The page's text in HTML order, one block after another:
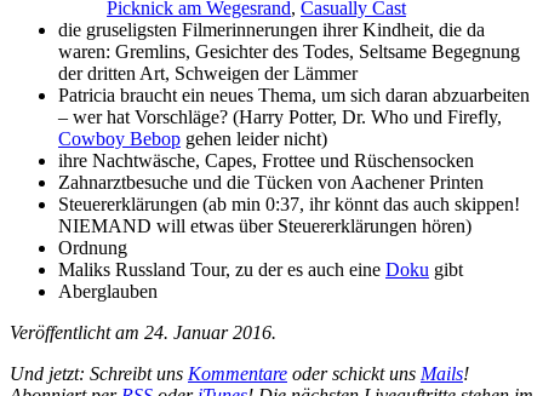
Picknick am Wegesrand, Casually Cast
die gruseligsten Filmerinnerungen ihrer Kindheit, die da
waren: Gremlins, Gesichter des Todes, Seltsame Begegnung
der dritten Art, Schweigen der Lämmer
Patricia braucht ein neues Thema, um sich daran abzuarbeiten
– wer hat Vorschläge? (Harry Potter, Dr. Who und Firefly,
Cowboy Bebop gehen leider nicht)
ihre Nachtwäsche, Capes, Frottee und Rüschensocken
Zahnarztbesuche und die Tücken von Aachener Printen
Steuererklärungen (ab min 0:37, ihr könnt das auch skippen!
NIEMAND will etwas über Steuererklärungen hören)
Ordnung
Maliks Russland Tour, zu der es auch eine Doku gibt
Aberglauben
Veröffentlicht am 24. Januar 2016.
Und jetzt: Schreibt uns Kommentare oder schickt uns Mails!